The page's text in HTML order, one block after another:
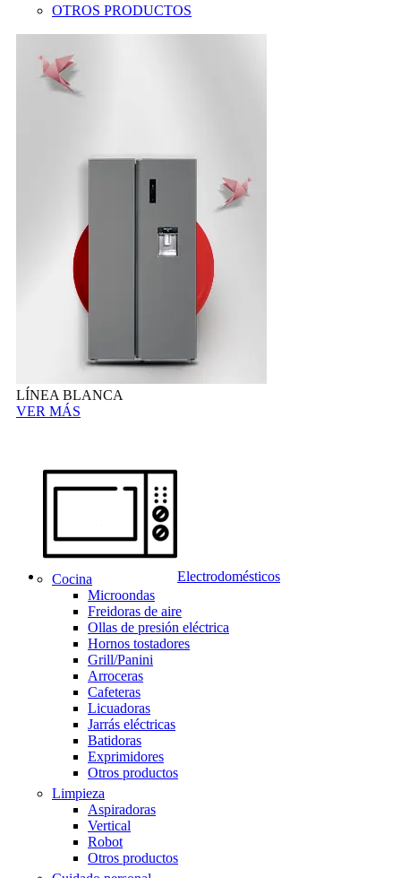
OTROS PRODUCTOS
LÍNEA BLANCA
VER MÁS
Electrodomésticos
Cocina
Microondas
Freidoras de aire
Ollas de presión eléctrica
Hornos tostadores
Grill/Panini
Arroceras
Cafeteras
Licuadoras
Jarrás eléctricas
Batidoras
Exprimidores
Otros productos
Limpieza
Aspiradoras
Vertical
Robot
Otros productos